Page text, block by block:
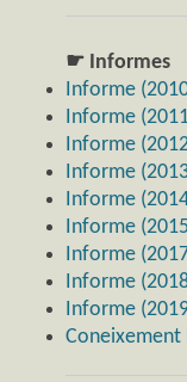
☛ Informes
Informe
Informe
Informe
Informe
Informe
Informe
Informe
Informe
Informe
Coneixement